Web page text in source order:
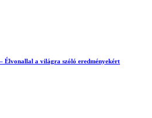
Élvonallal a világra szóló eredményekért